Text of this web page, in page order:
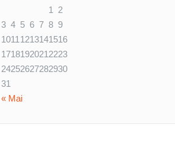
1
2
3 4 5 6 7 8 9
1011 1213141516
1718192021 2223
24252627282930
31
« Mai